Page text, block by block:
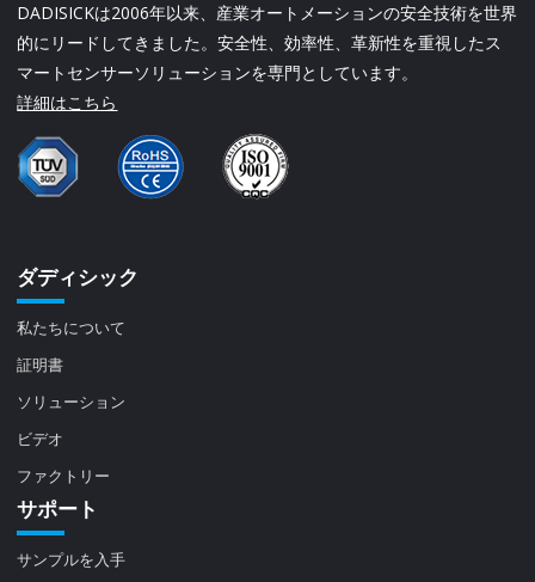
DADISICKは2006年以来、産業オートメーションの安全技術を世界
的にリードしてきました。安全性、効率性、革新性を重視したス
マートセンサーソリューションを専門としています。
詳細はこちら
ダディシック
私たちについて
証明書
ソリューション
ビデオ
ファクトリー
サポート
サンプルを入手